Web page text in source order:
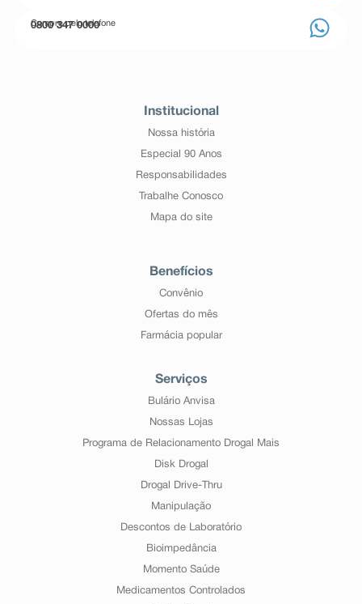
Compre pelo telefone
0800 347 0000
Institucional
Nossa história
Especial 90 Anos
Responsabilidades
Trabalhe Conosco
Mapa do site
Benefícios
Convênio
Ofertas do mês
Farmácia popular
Serviços
Bulário Anvisa
Nossas Lojas
Programa de Relacionamento Drogal Mais
Disk Drogal
Drogal Drive-Thru
Manipulação
Descontos de Laboratório
Bioimpedância
Momento Saúde
Medicamentos Controlados